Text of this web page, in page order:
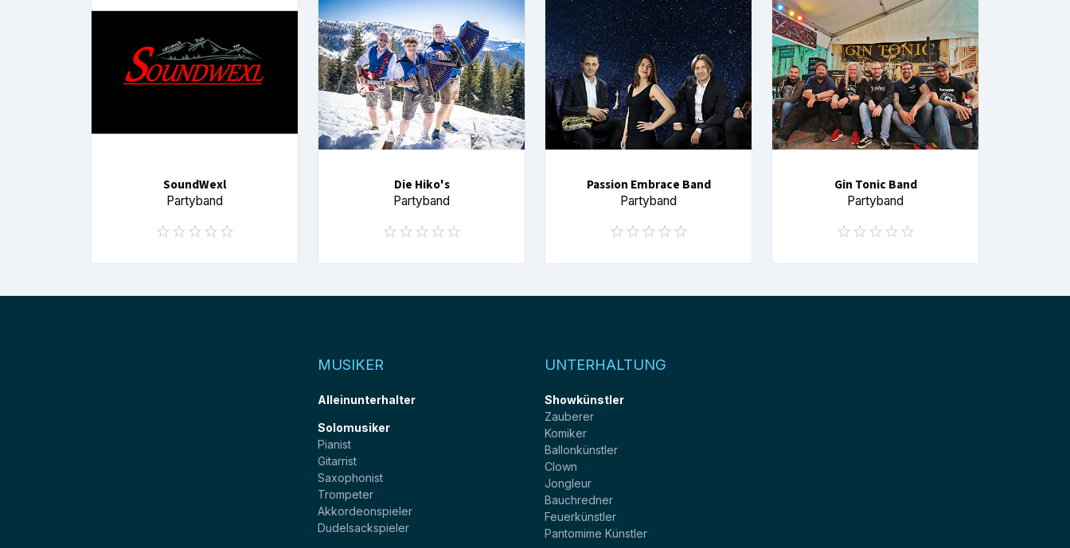
SoundWexl
Partyband
Die Hiko's
Partyband
Passion Embrace Band
Partyband
Gin Tonic Band
Partyband
MUSIKER
Alleinunterhalter
Solomusiker
Pianist
Gitarrist
Saxophonist
Trompeter
Akkordeonspieler
Dudelsackspieler
UNTERHALTUNG
Showkünstler
Zauberer
Komiker
Ballonkünstler
Clown
Jongleur
Bauchredner
Feuerkünstler
Pantomime Künstler